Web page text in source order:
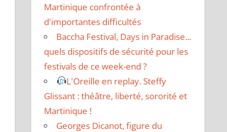
Martinique confrontée à
d'importantes difficultés
Baccha Festival, Days in Paradise...
quels dispositifs de sécurité pour les
festivals de ce week-end ?
L'Oreille en replay. Steffy
Glissant : théâtre, liberté, sororité et
Martinique !
Georges Dicanot, figure du